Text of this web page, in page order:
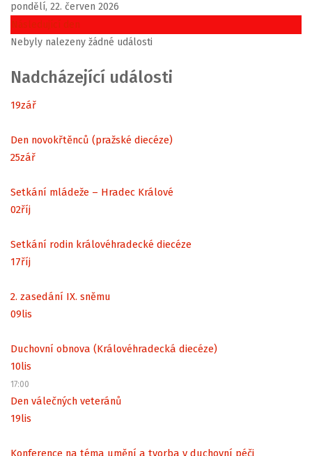
pondělí, 22. červen 2026
Následující den
Nebyly nalezeny žádné události
Nadcházející události
19zář
Den novokřtěnců (pražské diecéze)
25zář
Setkání mládeže – Hradec Králové
02říj
Setkání rodin královéhradecké diecéze
17říj
2. zasedání IX. sněmu
09lis
Duchovní obnova (Královéhradecká diecéze)
10lis
17:00
Den válečných veteránů
19lis
Konference na téma umění a tvorba v duchovní péči